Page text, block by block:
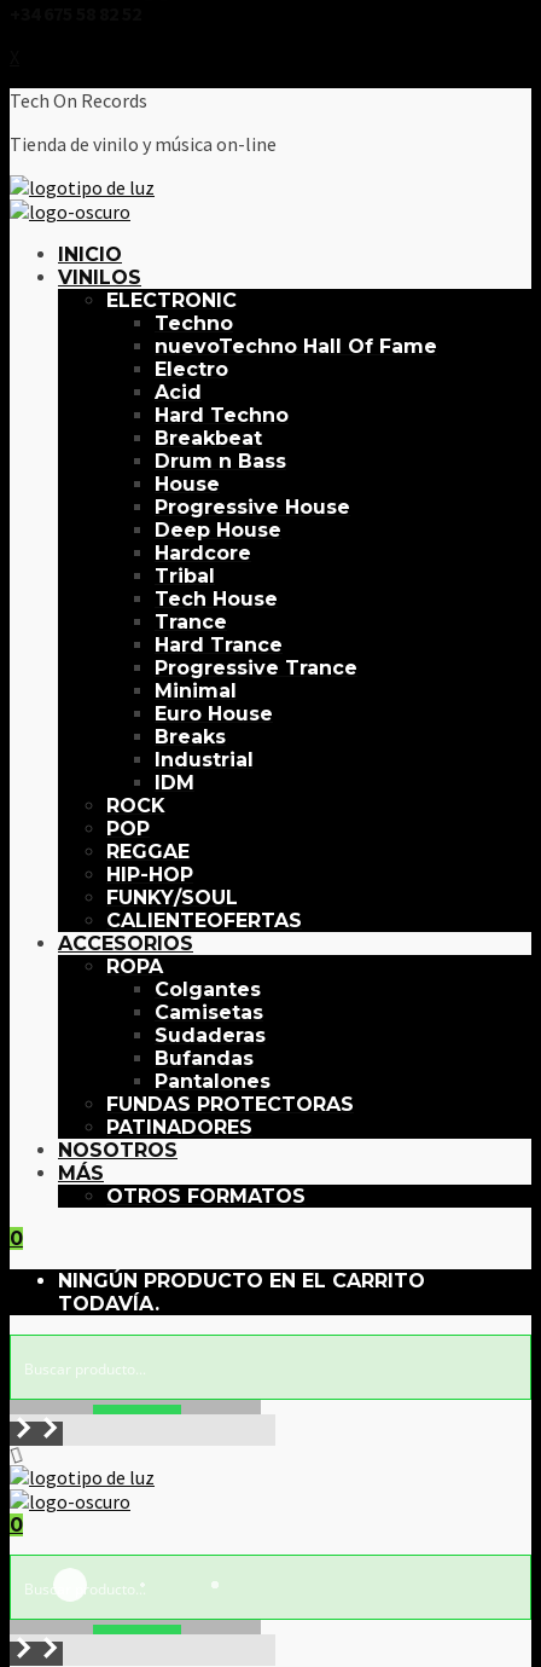
Tech On Records
Tienda de vinilo y música on-line
INICIO
VINILOS
ELECTRONIC
Techno
Techno Hall Of Fame
Electro
Acid
Hard Techno
Breakbeat
Drum n Bass
House
Progressive House
Deep House
Hardcore
Tribal
Tech House
Trance
Hard Trance
Progressive Trance
Minimal
Euro House
Breaks
Industrial
IDM
ROCK
POP
REGGAE
HIP-HOP
FUNKY/SOUL
OFERTAS
ACCESORIOS
ROPA
Colgantes
Camisetas
Sudaderas
Bufandas
Pantalones
FUNDAS PROTECTORAS
PATINADORES
NOSOTROS
MÁS
OTROS FORMATOS
0
NINGÚN PRODUCTO EN EL CARRITO
TODAVÍA.
0